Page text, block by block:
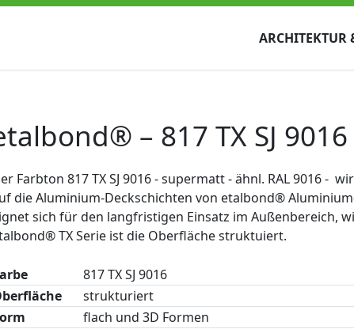
ARCHITEKTUR
– 817 TX SJ
Farbton 817 TX SJ 9016 - supermatt - ähnl. RAL 9016 -
die Aluminium-Deckschichten von etalbond®
sich für den langfristigen Einsatz im Außenbereich,
TX Serie ist die Oberfläche struktuiert.
817 TX SJ 9016
strukturiert
flach und 3D Formen